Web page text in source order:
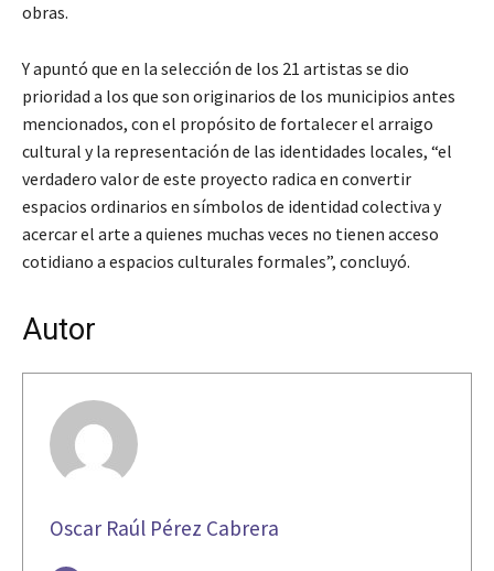
obras.
Y apuntó que en la selección de los 21 artistas se dio
prioridad a los que son originarios de los municipios antes
mencionados, con el propósito de fortalecer el arraigo
cultural y la representación de las identidades locales, “el
verdadero valor de este proyecto radica en convertir
espacios ordinarios en símbolos de identidad colectiva y
acercar el arte a quienes muchas veces no tienen acceso
cotidiano a espacios culturales formales”, concluyó.
Autor
Oscar Raúl Pérez Cabrera